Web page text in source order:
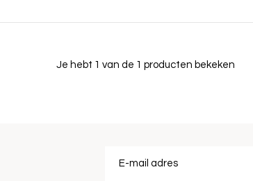
Je hebt 1 van de 1 producten bekeken